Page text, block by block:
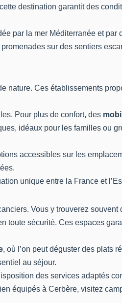
destination garantit des
par la mer Méditerranée et par
sur des sentiers
nature. Ces établissements
Pour plus de confort, des
idéaux pour les familles ou
accessibles sur les
unique entre la France et
Vous y trouverez souvent
toute sécurité. Ces espaces
, où l’on peut déguster des plats
au séjour.
des services adaptés
équipés à Cerbère, visitez